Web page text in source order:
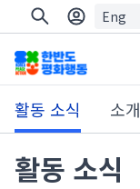
Eng
활동 소식 소개
활동 소식